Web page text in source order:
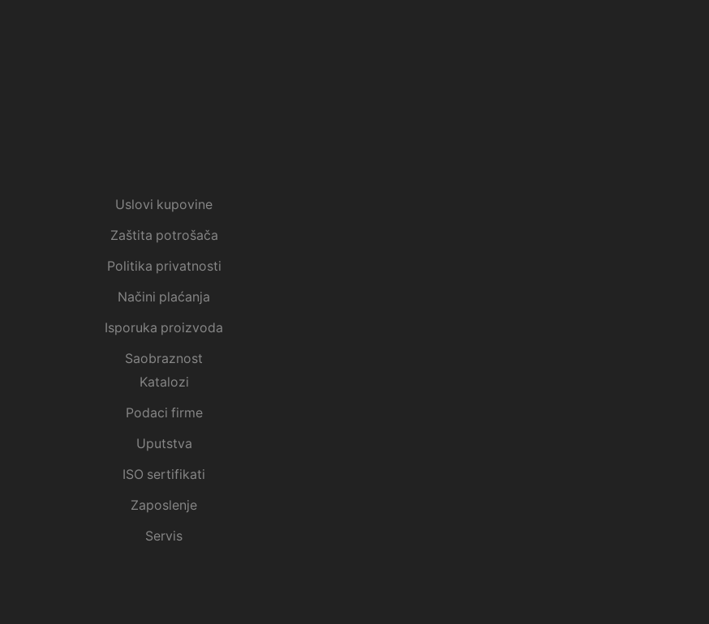
Uslovi kupovine
Zaštita potrošača
Politika privatnosti
Načini plaćanja
Isporuka proizvoda
Saobraznost
Katalozi
Podaci firme
Uputstva
ISO sertifikati
Zaposlenje
Servis